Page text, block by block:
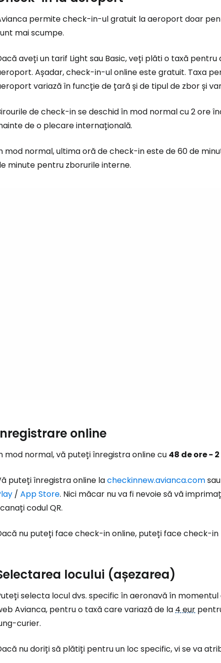
permite check-in-ul gratuit la aeroport doar
mai scumpe.
aveți un tarif Light sau Basic, veți plăti o taxă
Așadar, check-in-ul online este gratuit. Taxa
variază în funcție de țară și de tipul de zbor și
de check-in se deschid în mod normal cu 2 ore
de o plecare internațională.
mod normal, ultima oră de check-in este de 60 de
minute pentru zborurile interne.
online
mod normal, vă puteți înregistra online cu 48 de ore -
puteți înregistra online lacheckinnew.avianca.com
/ App Store. Nici măcar nu va fi nevoie să vă
codul QR.
nu puteți face check-in online, puteți face check-
locului (așezarea)
selecta locul dvs. specific în aeronavă în
Avianca, pentru o taxă care variază de la4 eur
curier.
nu doriți să plătiți pentru un loc specific, vi se va